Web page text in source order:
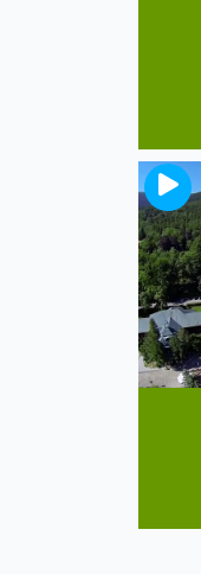
Zdrój
Nowa